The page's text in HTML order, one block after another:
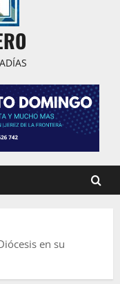
en su